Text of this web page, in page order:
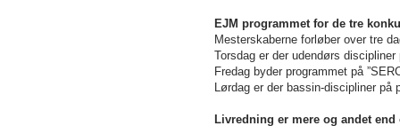
EJM programmet for de tre
Mesterskaberne forløber over tre
Torsdag er der udendørs
Fredag byder programmet på
Lørdag er der bassin-discipliner
Livredning er mere og andet